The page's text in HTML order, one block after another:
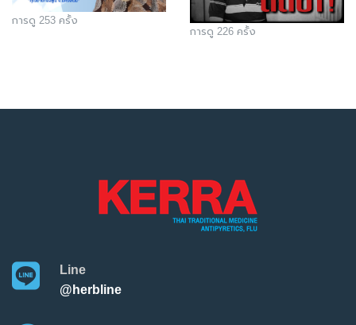
การดู 253 ครั้ง
การดู 226 ครั้ง
Line
@herbline